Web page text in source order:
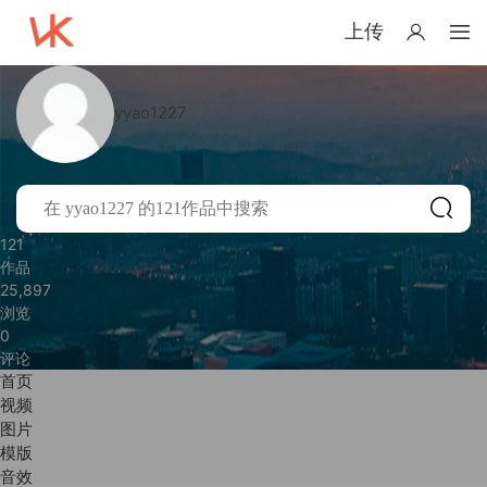
上传
yyao1227
121
作品
25,897
浏览
0
评论
首页
视频
图片
模版
音效